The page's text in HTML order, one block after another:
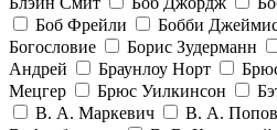
Боб Фрейли
Бобби
Богословие
Борис Зудерманн
Андрей
Браунлоу Норт
Мецгер
Брюс Уилкинсон
В. А. Маркевич
В. А. Попов